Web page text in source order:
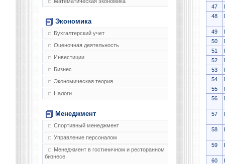
Экономика
Бухгалтерский учет
Оценочная деятельность
Инвестиции
Бизнес
Экономическая теория
Налоги
Менеджмент
Спортивный менеджмент
Управление персоналом
Менеджмент в гостиничном и ресторанном
бизнесе
47
48
49
50
51
52
53
54
55
56
57
58
59
60